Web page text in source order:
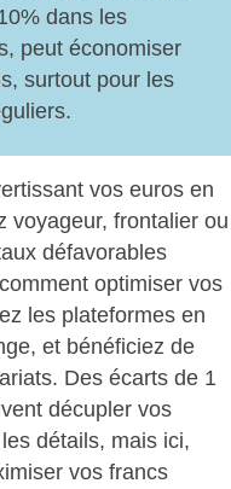
dans les
peut économiser
surtout pour les
vos euros en
voyageur, frontalier ou
défavorables
optimiser vos
les plateformes en
et bénéficiez de
Des écarts de 1
décupler vos
détails, mais ici,
vos francs